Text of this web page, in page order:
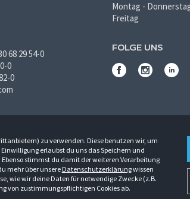
zu verwenden. Diese benutzen wir, um
erlaubst du uns das Speichern und
stimmst du damit der weiteren Verarbeitung
mehr über unsere Datenschutzerklärungwissen
wie wir deine Daten für notwendige Zwecke (z.B.
von zustimmungspflichtigen Cookies ab.
68 29 54-0
0
0
Montag -
Freitag
FOLGE UNS
an Verbraucher. Alle Preise in EURO zzgl. MwSt ab Werk